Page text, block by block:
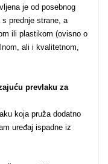
je od posebnog
prednje strane, a
ili plastikom (ovisno o
ali i kvalitetnom,
prevlaku za
koja pruža dodatno
uređaj ispadne iz